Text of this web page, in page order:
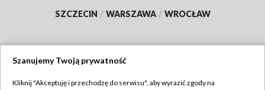
SZCZECIN / WARSZAWA / WROCŁAW
Szanujemy Twoją prywatność
Kliknij "Akceptuję i przechodzę do serwisu", aby wyrazić zgody na